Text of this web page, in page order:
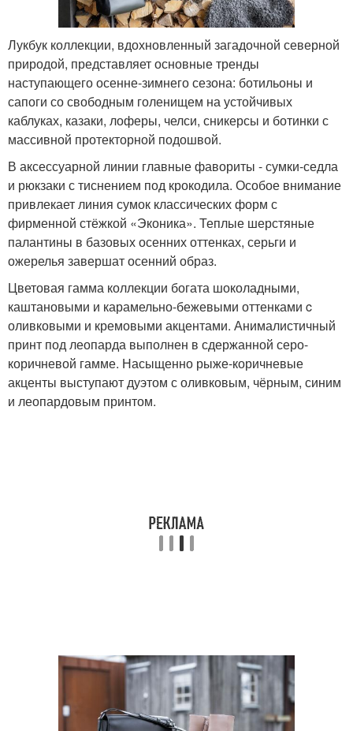
Лукбук коллекции, вдохновленный загадочной северной
природой, представляет основные тренды
наступающего осенне-зимнего сезона: ботильоны и
сапоги со свободным голенищем на устойчивых
каблуках, казаки, лоферы, челси, сникерсы и ботинки с
массивной протекторной подошвой.
В аксессуарной линии главные фавориты - сумки-седла
и рюкзаки с тиснением под крокодила. Особое внимание
привлекает линия сумок классических форм с
фирменной стёжкой «Эконика». Теплые шерстяные
палантины в базовых осенних оттенках, серьги и
ожерелья завершат осенний образ.
Цветовая гамма коллекции богата шоколадными,
каштановыми и карамельно-бежевыми оттенками c
оливковыми и кремовыми акцентами. Анималистичный
принт под леопарда выполнен в сдержанной серо-
коричневой гамме. Насыщенно рыже-коричневые
акценты выступают дуэтом с оливковым, чёрным, синим
и леопардовым принтом.